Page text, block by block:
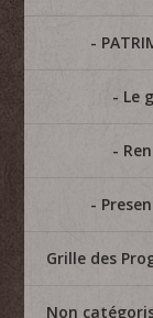
Le
Grille des
Non